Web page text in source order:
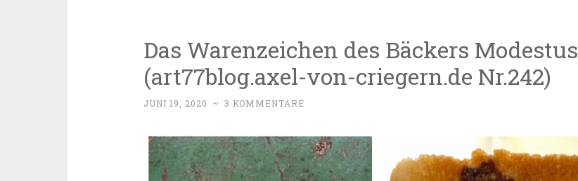
Das Warenzeichen des Bäckers Modestus
(art77blog.axel-von-criegern.de Nr.242)
JUNI 19, 2020 ~ 3 KOMMENTARE